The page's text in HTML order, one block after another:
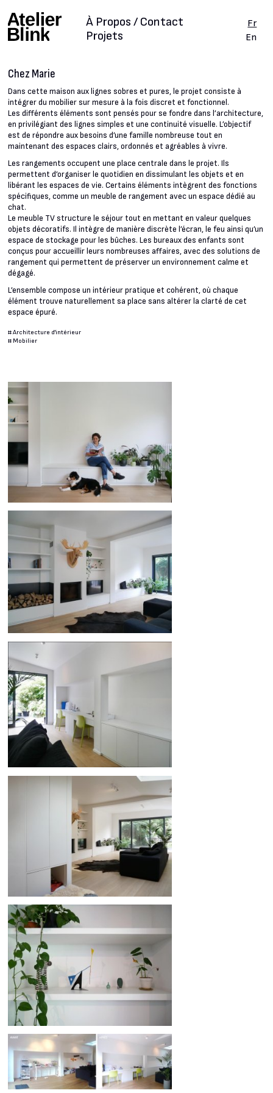
Projets
À Propos / Contact
Fr
En
Chez Marie
Dans cette maison aux lignes sobres et pures, le projet consiste à
intégrer du mobilier sur mesure à la fois discret et fonctionnel.
Les différents éléments sont pensés pour se fondre dans l’architecture,
en privilégiant des lignes simples et une continuité visuelle. L’objectif
est de répondre aux besoins d’une famille nombreuse tout en
maintenant des espaces clairs, ordonnés et agréables à vivre.
Les rangements occupent une place centrale dans le projet. Ils
permettent d’organiser le quotidien en dissimulant les objets et en
libérant les espaces de vie. Certains éléments intègrent des fonctions
spécifiques, comme un meuble de rangement avec un espace dédié au
chat.
Le meuble TV structure le séjour tout en mettant en valeur quelques
objets décoratifs. Il intègre de manière discrète l’écran, le feu ainsi qu’un
espace de stockage pour les bûches. Les bureaux des enfants sont
conçus pour accueillir leurs nombreuses affaires, avec des solutions de
rangement qui permettent de préserver un environnement calme et
dégagé.
L’ensemble compose un intérieur pratique et cohérent, où chaque
élément trouve naturellement sa place sans altérer la clarté de cet
espace épuré.
#Architecture d'intérieur
# Mobilier